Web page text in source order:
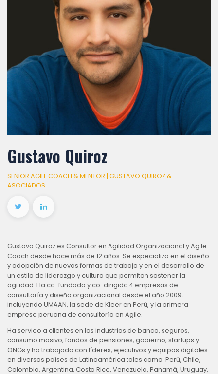
Gustavo Quiroz
SENIOR AGILE COACH & MENTOR | GUSTAVO QUIROZ &
ASOCIADOS
Gustavo Quiroz es Consultor en Agilidad Organizacional y Agile
Coach desde hace más de 12 años. Se especializa en el diseño
y adopción de nuevas formas de trabajo y en el desarrollo de
un estilo de liderazgo y cultura que permitan sostener la
agilidad. Ha co-fundado y co-dirigido 4 empresas de
consultoría y diseño organizacional desde el año 2009,
incluyendo UMAAN, la sede de Kleer en Perú, y la primera
empresa peruana de consultoría en Agile.
Ha servido a clientes en las industrias de banca, seguros,
consumo masivo, fondos de pensiones, gobierno, startups y
ONGs y ha trabajado con líderes, ejecutivos y equipos digitales
en diversos países de Latinoamérica tales como: Perú, Chile,
Colombia, Argentina, Costa Rica, Venezuela, Panamá, Uruguay,